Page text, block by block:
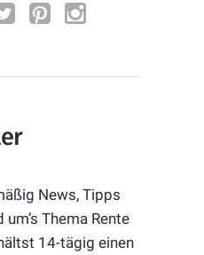
News, Tipps
Thema Rente
14-tägig einen